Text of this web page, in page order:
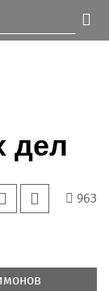
дел
963